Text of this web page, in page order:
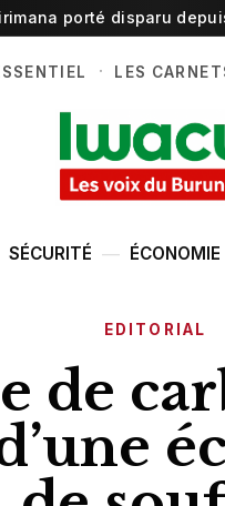
porté disparu
· LES
SÉCURITÉ ÉCONOMIE
EDITORIAL
de